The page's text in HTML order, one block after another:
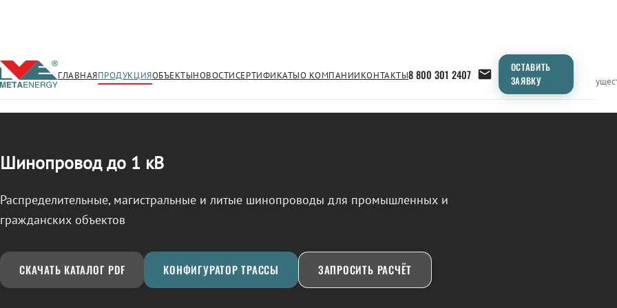
ГЛАВНАЯПРОДУКЦИЯОБЪЕКТЫНОВОСТИСЕРТИФИКАТЫО КОМПАНИИКОНТАКТЫ8 800 301 2407
ОСТАВИТЬ
ЗАЯВКУ
← Продукция/ШИНОПРОВОД Применение Продукция ТипоразмерыСравнение
Шинопровод до 1 кВ
Распределительные, магистральные и литые шинопроводы для промышленных и
гражданских объектов
СКАЧАТЬ КАТАЛОГ PDF КОНФИГУРАТОР ТРАССЫ ЗАПРОСИТЬ РАСЧЁТ